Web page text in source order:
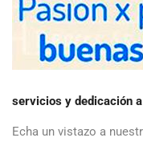
servicios y dedicación
Echa un vistazo a